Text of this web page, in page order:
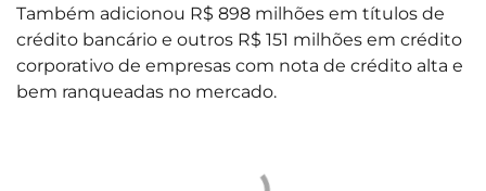
Também adicionou R$ 898 milhões em títulos de
crédito bancário e outros R$ 151 milhões em crédito
corporativo de empresas com nota de crédito alta e
bem ranqueadas no mercado.